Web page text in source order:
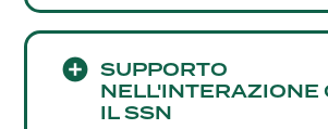
SUPPORTO
NELL'INTERAZIONE
IL SSN